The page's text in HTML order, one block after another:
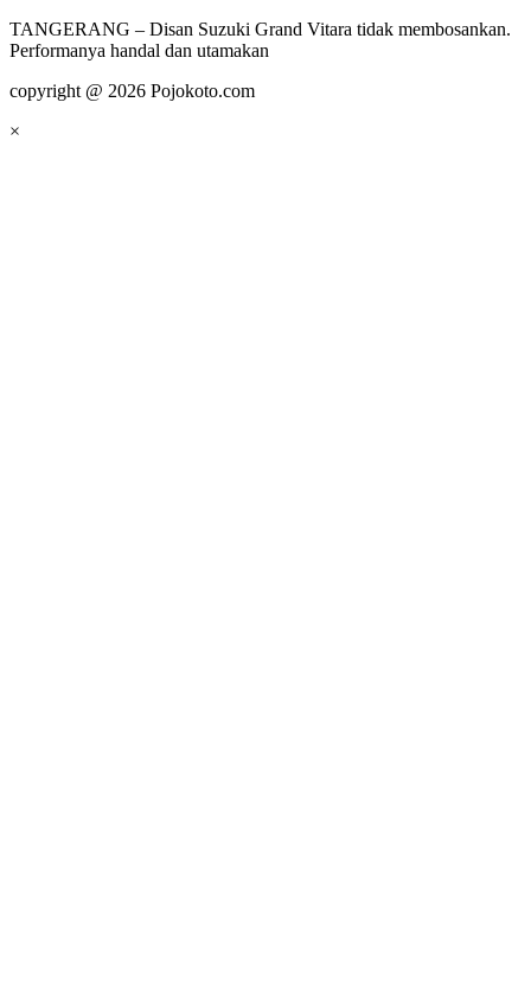
TANGERANG – Disan Suzuki Grand Vitara tidak membosankan.
Performanya handal dan utamakan
copyright @ 2026 Pojokoto.com
×